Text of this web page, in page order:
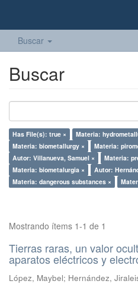
Buscar
Buscar
Has File(s): true × Materia:
Materia: biometallurgy ×
Materia:
Autor: Villanueva, Samuel ×
Materia:
Materia: biometalurgia ×
Autor:
Materia: dangerous substances ×
Mostrando ítems 1-1 de 1
Tierras raras, un valor
aparatos eléctricos y
López, Maybel; Hernández,